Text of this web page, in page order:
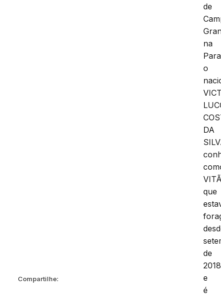
Compartilhe:
de
na
o
DA
que
de
2018
e
é